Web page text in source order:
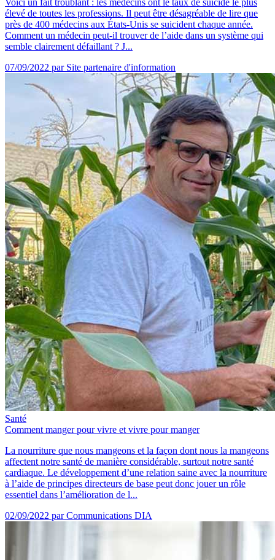
Voici un fait troublant : les médecins ont le taux de suicide le plus
élevé de toutes les professions. Il peut être désagréable de lire que
près de 400 médecins aux États-Unis se suicident chaque année.
Comment un médecin peut-il trouver de l’aide dans un système qui
semble clairement défaillant ? J...
07/09/2022 par Site partenaire d'information
Santé
Comment manger pour vivre et vivre pour manger
La nourriture que nous mangeons et la façon dont nous la mangeons
affectent notre santé de manière considérable, surtout notre santé
cardiaque. Le développement d’une relation saine avec la nourriture
à l’aide de principes directeurs de base peut donc jouer un rôle
essentiel dans l’amélioration de l...
02/09/2022 par Communications DIA